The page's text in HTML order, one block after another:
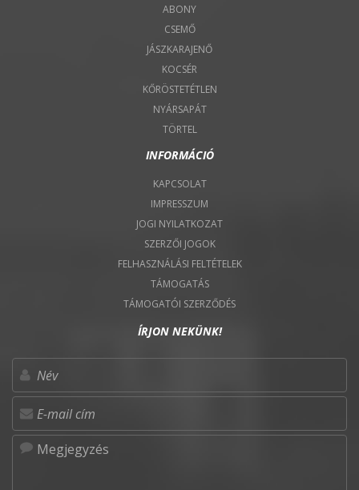
ABONY
CSEMŐ
JÁSZKARAJENŐ
KOCSÉR
KŐRÖSTETÉTLEN
NYÁRSAPÁT
TÖRTEL
INFORMÁCIÓ
KAPCSOLAT
IMPRESSZUM
JOGI NYILATKOZAT
SZERZŐI JOGOK
FELHASZNÁLÁSI FELTÉTELEK
TÁMOGATÁS
TÁMOGATÓI SZERZŐDÉS
ÍRJON NEKÜNK!